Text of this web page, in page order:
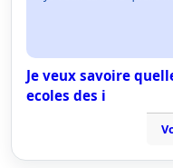
Je veux savoire
ecoles des i